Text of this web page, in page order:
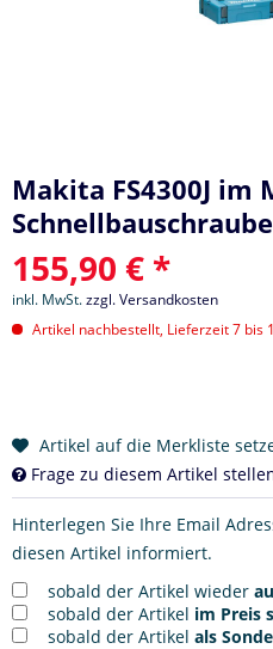
Makita FS4300J im
155,90 € *
inkl. MwSt.zzgl. Versandkosten
Artikel nachbestellt, Lieferzeit 7 bis
Artikel auf die Merkliste
Frage zu diesem Artikel
Hinterlegen Sie Ihre Email
diesen Artikel informiert.
sobald der Artikel wieder
sobald der Artikel im Preis
sobald der Artikel als